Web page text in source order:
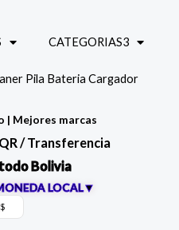
CATEGORIAS3
Pila Bateria Cargador
| Mejores marcas
/ Transferencia
Bolivia
LOCAL▼
$